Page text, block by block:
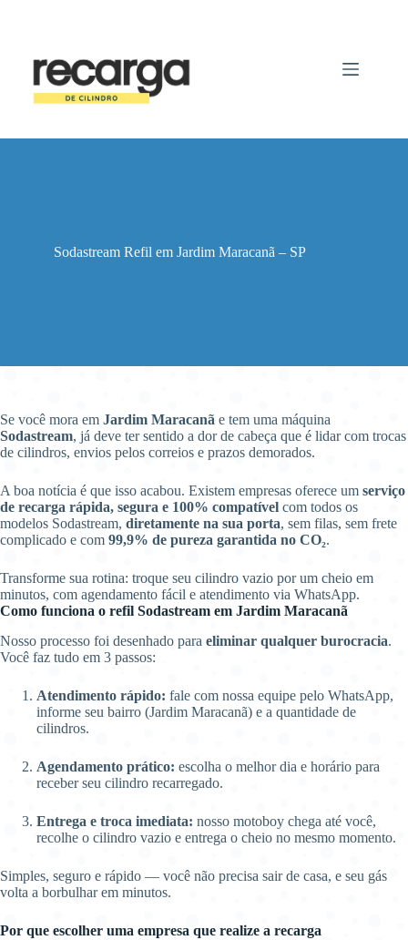
conteúdo
Sodastream Refil em Jardim Maracanã – SP
Se você mora em Jardim Maracanã e tem uma máquina
Sodastream, já deve ter sentido a dor de cabeça que é lidar com trocas
de cilindros, envios pelos correios e prazos demorados.
A boa notícia é que isso acabou. Existem empresas oferece um serviço
de recarga rápida, segura e 100% compatível com todos os
modelos Sodastream, diretamente na sua porta, sem filas, sem frete
complicado e com 99,9% de pureza garantida no CO₂.
Transforme sua rotina: troque seu cilindro vazio por um cheio em
minutos, com agendamento fácil e atendimento via WhatsApp.
Como funciona o refil Sodastream em Jardim Maracanã
Nosso processo foi desenhado para eliminar qualquer burocracia.
Você faz tudo em 3 passos:
Atendimento rápido: fale com nossa equipe pelo WhatsApp,
informe seu bairro (Jardim Maracanã) e a quantidade de
cilindros.
Agendamento prático: escolha o melhor dia e horário para
receber seu cilindro recarregado.
Entrega e troca imediata: nosso motoboy chega até você,
recolhe o cilindro vazio e entrega o cheio no mesmo momento.
Simples, seguro e rápido — você não precisa sair de casa, e seu gás
volta a borbulhar em minutos.
Por que escolher uma empresa que realize a recarga